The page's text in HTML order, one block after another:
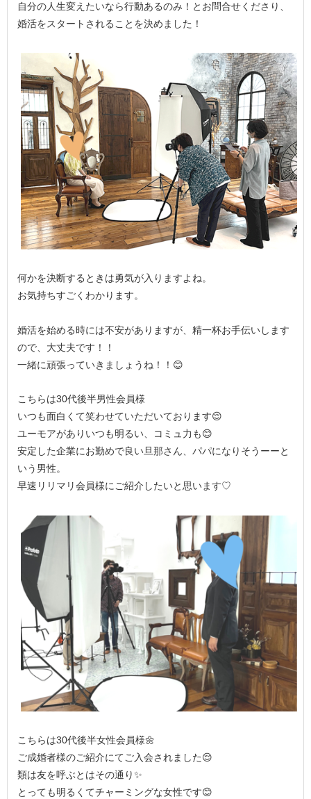
自分の人生変えたいなら行動あるのみ！とお問合せくださり、
婚活をスタートされることを決めました！
何かを決断するときは勇気が入りますよね。
お気持ちすごくわかります。
婚活を始める時には不安がありますが、精一杯お手伝いします
ので、大丈夫です！！
一緒に頑張っていきましょうね！！😊
こちらは30代後半男性会員様
いつも面白くて笑わせていただいております😌
ユーモアがありいつも明るい、コミュ力も😊
安定した企業にお勤めで良い旦那さん、パパになりそうーーと
いう男性。
早速リリマリ会員様にご紹介したいと思います♡
こちらは30代後半女性会員様🌼
ご成婚者様のご紹介にてご入会されました😌
類は友を呼ぶとはその通り✨
とっても明るくてチャーミングな女性です😊